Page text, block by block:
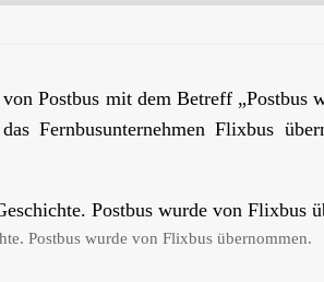
Postbus mit dem Betreff „Postbus
Fernbusunternehmen Flixbus
Postbus wurde von Flixbus übernommen.